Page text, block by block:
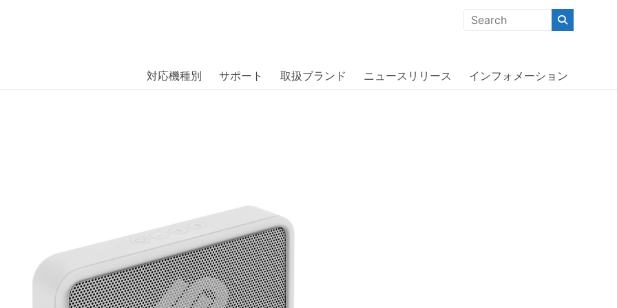
には、日本では珍しい「海外ブランド」をはじめ「ユニークな商品」「機能的な商品」「コストパフォーマンスの高い商
対応機種別 サポート 取扱ブランド ニュースリリース インフォメーション